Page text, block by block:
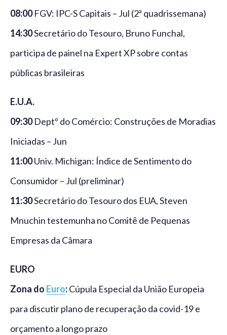
08:00FGV: IPC-S Capitais – Jul (2ª quadrissemana)
14:30Secretário do Tesouro, Bruno Funchal,
participa de painel na Expert XP sobre contas
públicas brasileiras
E.U.A.
09:30Deptº do Comércio: Construções de Moradias
Iniciadas – Jun
11:00Univ. Michigan: Índice de Sentimento do
Consumidor – Jul (preliminar)
11:30Secretário do Tesouro dos EUA, Steven
Mnuchin testemunha no Comitê de Pequenas
Empresas da Câmara
EURO
Zona do Euro:Cúpula Especial da União Europeia
para discutir plano de recuperação da covid-19 e
orçamento a longo prazo